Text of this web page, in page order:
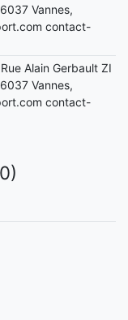
Vannes,
contact-
Alain Gerbault ZI
Vannes,
contact-